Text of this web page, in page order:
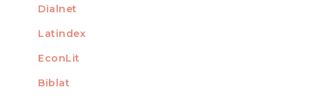
Dialnet
Latindex
EconLit
Biblat